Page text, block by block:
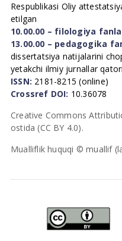
Respublikasi Oliy
etilgan
10.00.00 – filologiya
13.00.00 – pedagogika
dissertatsiya natijalarini
yetakchi ilmiy jurnallar
ISSN: 2181-8215 (online)
Crossref DOI: 10.36078
Creative Commons
ostida (CC BY 4.0).
Mualliflik huquqi © muallif